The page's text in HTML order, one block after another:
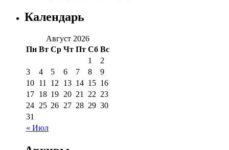
Календарь
Август 2026
Пн Вт Ср Чт Пт Сб Вс
« Июл
1
2
3
4 5 6 7 8
9
10 11 12 13 14 15 16
17 18 19 20 21 22 23
24 25 26 27 28 29 30
31